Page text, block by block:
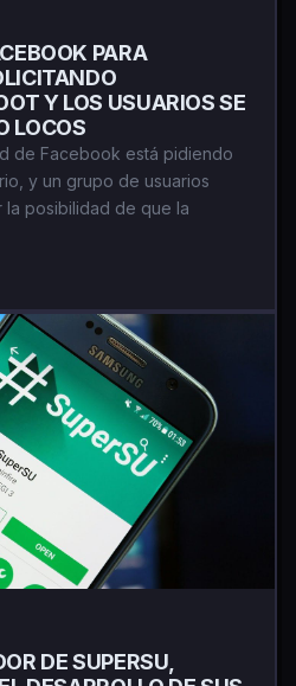
PARA
Y LOS USUARIOS SE
LOCOS
de Facebook está pidiendo
y un grupo de usuarios
posibilidad de que la
DE SUPERSU,